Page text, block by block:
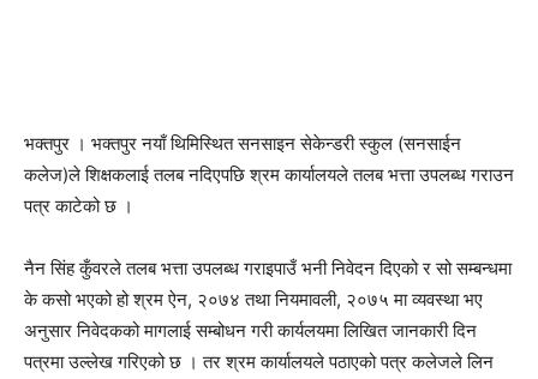
भक्तपुर । भक्तपुर नयाँ थिमिस्थित सनसाइन सेकेन्डरी स्कुल (सनसाईन
कलेज)ले शिक्षकलाई तलब नदिएपछि श्रम कार्यालयले तलब भत्ता उपलब्ध गराउन
पत्र काटेको छ ।
नैन सिंह कुँवरले तलब भत्ता उपलब्ध गराइपाउँ भनी निवेदन दिएको र सो सम्बन्धमा
के कसो भएको हो श्रम ऐन, २०७४ तथा नियमावली, २०७५ मा व्यवस्था भए
अनुसार निवेदकको मागलाई सम्बोधन गरी कार्यलयमा लिखित जानकारी दिन
पत्रमा उल्लेख गरिएको छ । तर श्रम कार्यालयले पठाएको पत्र कलेजले लिन